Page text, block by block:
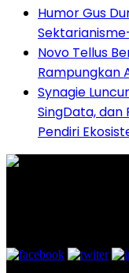
Humor Gus
Novo Tellus
Rampungkan
Synagie
SingData, dan
Pendiri